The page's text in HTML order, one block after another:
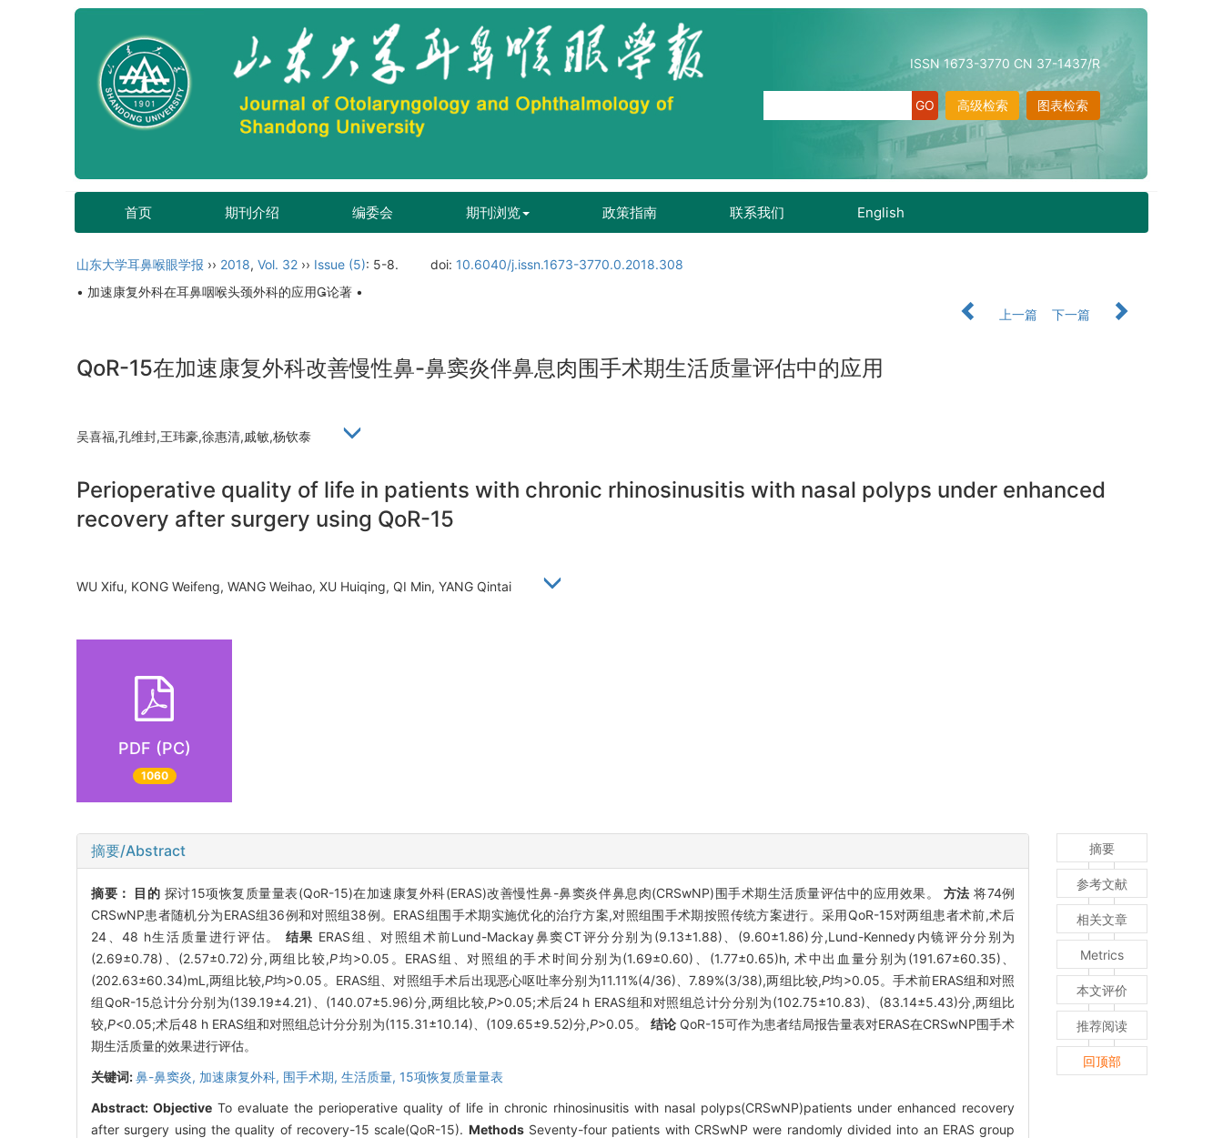
ISSN 1673-3770 CN 37-1437/R
图表检索
高级检索
首页 期刊介绍 编委会 期刊浏览 政策指南 联系我们 English
山东大学耳鼻喉眼学报 ›› 2018, Vol. 32 ›› Issue (5): 5-8. doi: 10.6040/j.issn.1673-3770.0.2018.308
• 加速康复外科在耳鼻咽喉头颈外科的应用论著 •
上一篇
下一篇
QoR-15在加速康复外科改善慢性鼻-鼻窦炎伴鼻息肉围手术期生活质量评估中的应用
吴喜福,孔维封,王玮豪,徐惠清,戚敏,杨钦泰
Perioperative quality of life in patients with chronic rhinosinusitis with nasal polyps under enhanced
recovery after surgery using QoR-15
WU Xifu, KONG Weifeng, WANG Weihao, XU Huiqing, QI Min, YANG Qintai
PDF (PC)
1060
摘要/Abstract
摘要： 目的 探讨15项恢复质量量表(QoR-15)在加速康复外科(ERAS)改善慢性鼻-鼻窦炎伴鼻息肉(CRSwNP)围手术期生活质量评估中的应用效果。 方法 将74例
CRSwNP患者随机分为ERAS组36例和对照组38例。ERAS组围手术期实施优化的治疗方案,对照组围手术期按照传统方案进行。采用QoR-15对两组患者术前,术后
24、48 h生活质量进行评估。 结果 ERAS组、对照组术前Lund-Mackay鼻窦CT评分分别为(9.13±1.88)、(9.60±1.86)分,Lund-Kennedy内镜评分分别为
(2.69±0.78)、(2.57±0.72)分,两组比较,P均>0.05。ERAS组、对照组的手术时间分别为(1.69±0.60)、(1.77±0.65)h, 术中出血量分别为(191.67±60.35)、
(202.63±60.34)mL,两组比较,P均>0.05。ERAS组、对照组手术后出现恶心呕吐率分别为11.11%(4/36)、7.89%(3/38),两组比较,P均>0.05。手术前ERAS组和对照
组QoR-15总计分分别为(139.19±4.21)、(140.07±5.96)分,两组比较,P>0.05;术后24 h ERAS组和对照组总计分分别为(102.75±10.83)、(83.14±5.43)分,两组比
较,P<0.05;术后48 h ERAS组和对照组总计分分别为(115.31±10.14)、(109.65±9.52)分,P>0.05。 结论QoR-15可作为患者结局报告量表对ERAS在CRSwNP围手术
期生活质量的效果进行评估。
关键词:鼻-鼻窦炎, 加速康复外科, 围手术期, 生活质量, 15项恢复质量量表
Abstract:Objective To evaluate the perioperative quality of life in chronic rhinosinusitis with nasal polyps(CRSwNP)patients under enhanced recovery
after surgery using the quality of recovery-15 scale(QoR-15). MethodsSeventy-four patients with CRSwNP were randomly divided into an ERAS group
摘要
参考文献
相关文章
Metrics
本文评价
推荐阅读
回顶部